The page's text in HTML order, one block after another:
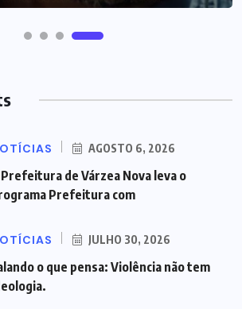
AGOSTO 6, 2026
de Várzea Nova leva o
Prefeitura com
JULHO 30, 2026
o que pensa: Violência não tem